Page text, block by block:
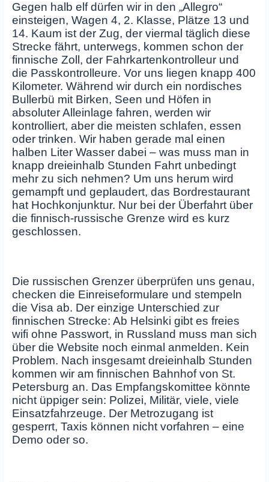
Gegen halb elf dürfen wir in den „Allegro“
einsteigen, Wagen 4, 2. Klasse, Plätze 13 und
14. Kaum ist der Zug, der viermal täglich diese
Strecke fährt, unterwegs, kommen schon der
finnische Zoll, der Fahrkartenkontrolleur und
die Passkontrolleure. Vor uns liegen knapp 400
Kilometer. Während wir durch ein nordisches
Bullerbü mit Birken, Seen und Höfen in
absoluter Alleinlage fahren, werden wir
kontrolliert, aber die meisten schlafen, essen
oder trinken. Wir haben gerade mal einen
halben Liter Wasser dabei – was muss man in
knapp dreieinhalb Stunden Fahrt unbedingt
mehr zu sich nehmen? Um uns herum wird
gemampft und geplaudert, das Bordrestaurant
hat Hochkonjunktur. Nur bei der Überfahrt über
die finnisch-russische Grenze wird es kurz
geschlossen.
Die russischen Grenzer überprüfen uns genau,
checken die Einreiseformulare und stempeln
die Visa ab. Der einzige Unterschied zur
finnischen Strecke: Ab Helsinki gibt es freies
wifi ohne Passwort, in Russland muss man sich
über die Website noch einmal anmelden. Kein
Problem. Nach insgesamt dreieinhalb Stunden
kommen wir am finnischen Bahnhof von St.
Petersburg an. Das Empfangskomittee könnte
nicht üppiger sein: Polizei, Militär, viele, viele
Einsatzfahrzeuge. Der Metrozugang ist
gesperrt, Taxis können nicht vorfahren – eine
Demo oder so.